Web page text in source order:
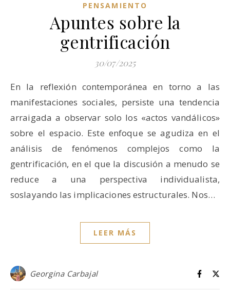
PENSAMIENTO
Apuntes sobre la
gentrificación
30/07/2025
En la reflexión contemporánea en torno a las
manifestaciones sociales, persiste una tendencia
arraigada a observar solo los «actos vandálicos»
sobre el espacio. Este enfoque se agudiza en el
análisis de fenómenos complejos como la
gentrificación, en el que la discusión a menudo se
reduce a una perspectiva individualista,
soslayando las implicaciones estructurales. Nos…
LEER MÁS
Georgina Carbajal